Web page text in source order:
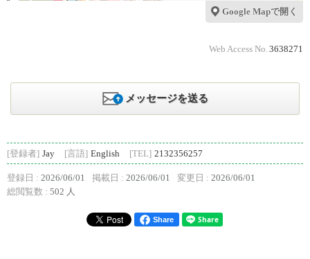
Google Mapで開く
Web Access No. 3638271
メッセージを送る
[登録者] Jay [言語] English [TEL] 2132356257
登録日 : 2026/06/01 掲載日 : 2026/06/01 変更日 : 2026/06/01
総閲覧数 : 502 人
Share